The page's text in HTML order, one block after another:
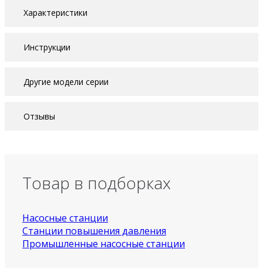
Характеристики
Инструкции
Другие модели серии
Отзывы
Товар в подборках
Насосные станции
Станции повышения давления
Промышленные насосные станции